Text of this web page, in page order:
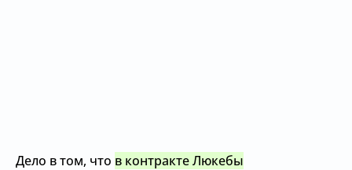
Дело в том, что в контракте Люкебы